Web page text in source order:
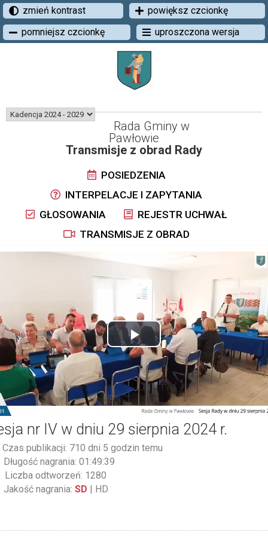
zmień kontrast
powiększ czcionkę
pomniejsz czcionkę
uproszczona wersja
Rada Gminy w
Pawłowie
Transmisje z obrad Rady
POSIEDZENIA
INTERPELACJE I ZAPYTANIA
GŁOSOWANIA
REJESTR UCHWAŁ
TRANSMISJE Z OBRAD
Play
Video
nr IV w dniu 29 sierpnia 2024 r.
Czas publikacji: 710 dni 5 godzin temu
Długość nagrania: 01:49:39
Liczba odtworzeń: 1280
Jakość nagrania: SD | HD